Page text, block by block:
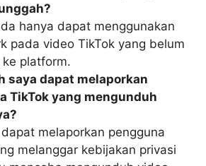
hanya dapat menggunakan
pada video TikTok yang belum
platform.
saya dapat melaporkan
TikTok yang mengunduh
melaporkan pengguna
melanggar kebijakan privasi